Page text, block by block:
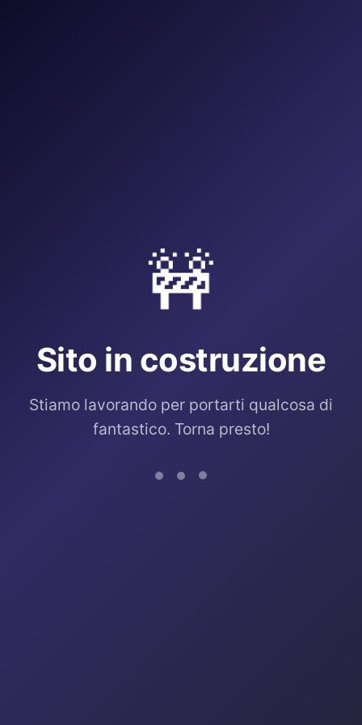
🚧
Sito in costruzione
Stiamo lavorando per portarti qualcosa di
fantastico. Torna presto!